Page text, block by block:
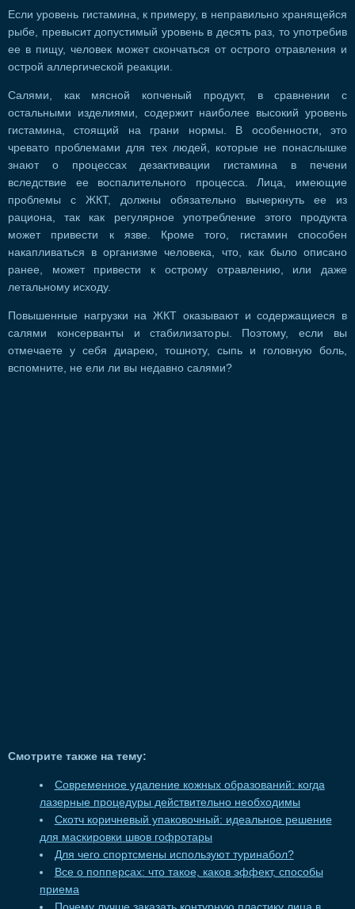
Если уровень гистамина, к примеру, в неправильно хранящейся
рыбе, превысит допустимый уровень в десять раз, то употребив
ее в пищу, человек может скончаться от острого отравления и
острой аллергической реакции.
Салями, как мясной копченый продукт, в сравнении с
остальными изделиями, содержит наиболее высокий уровень
гистамина, стоящий на грани нормы. В особенности, это
чревато проблемами для тех людей, которые не понаслышке
знают о процессах дезактивации гистамина в печени
вследствие ее воспалительного процесса. Лица, имеющие
проблемы с ЖКТ, должны обязательно вычеркнуть ее из
рациона, так как регулярное употребление этого продукта
может привести к язве. Кроме того, гистамин способен
накапливаться в организме человека, что, как было описано
ранее, может привести к острому отравлению, или даже
летальному исходу.
Повышенные нагрузки на ЖКТ оказывают и содержащиеся в
салями консерванты и стабилизаторы. Поэтому, если вы
отмечаете у себя диарею, тошноту, сыпь и головную боль,
вспомните, не ели ли вы недавно салями?
Смотрите также на тему:
Современное удаление кожных образований: когда
лазерные процедуры действительно необходимы
Скотч коричневый упаковочный: идеальное решение
для маскировки швов гофротары
Для чего спортсмены используют туринабол?
Все о попперсах: что такое, каков эффект, способы
приема